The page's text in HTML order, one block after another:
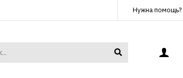
Нужна помощь?